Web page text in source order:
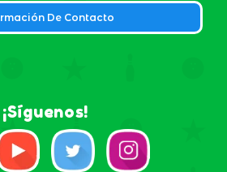
De Contacto
¡Síguenos!